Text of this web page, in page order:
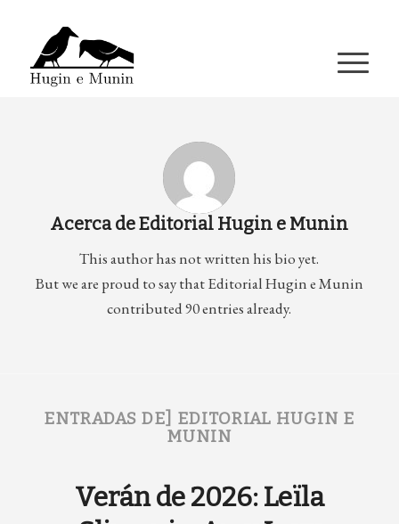
Acerca deEditorial Hugin e Munin
This author has not written his bio yet.
But we are proud to say thatEditorial Hugin e Munin
contributed 90 entries already.
ENTRADAS DE] EDITORIAL HUGIN E
MUNIN
Verán de 2026: Leïla